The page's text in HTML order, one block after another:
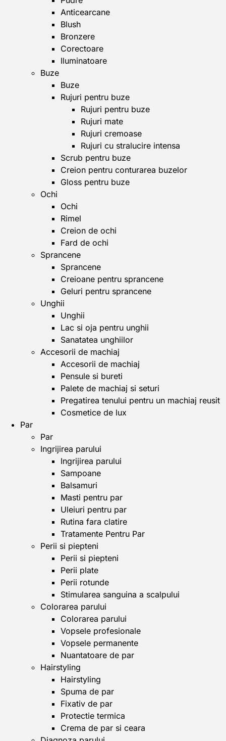
Anticearcane
Blush
Bronzere
Corectoare
Iluminatoare
Buze
Buze
Rujuri pentru buze
Rujuri pentru buze
Rujuri mate
Rujuri cremoase
Rujuri cu stralucire intensa
Scrub pentru buze
Creion pentru conturarea buzelor
Gloss pentru buze
Ochi
Ochi
Rimel
Creion de ochi
Fard de ochi
Sprancene
Sprancene
Creioane pentru sprancene
Geluri pentru sprancene
Unghii
Unghii
Lac si oja pentru unghii
Sanatatea unghiilor
Accesorii de machiaj
Accesorii de machiaj
Pensule si bureti
Palete de machiaj si seturi
Pregatirea tenului pentru un machiaj reusit
Cosmetice de lux
Par
Par
Ingrijirea parului
Ingrijirea parului
Sampoane
Balsamuri
Masti pentru par
Uleiuri pentru par
Rutina fara clatire
Tratamente Pentru Par
Perii si piepteni
Perii si piepteni
Perii plate
Perii rotunde
Stimularea sanguina a scalpului
Colorarea parului
Colorarea parului
Vopsele profesionale
Vopsele permanente
Nuantatoare de par
Hairstyling
Hairstyling
Spuma de par
Fixativ de par
Protectie termica
Crema de par si ceara